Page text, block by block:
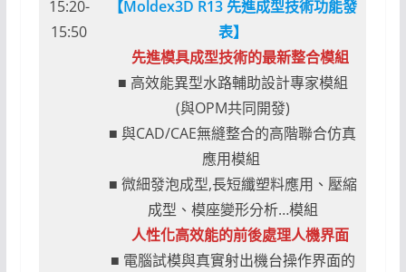
15:20-
15:50
【Moldex3D R13 先進成型技術功能發
表】
先進模具成型技術的最新整合模組
■ 高效能異型水路輔助設計專家模組
(與OPM共同開發)
■ 與CAD/CAE無縫整合的高階聯合仿真
應用模組
■ 微細發泡成型,長短纖塑料應用、壓縮
成型、模座變形分析…模組
人性化高效能的前後處理人機界面
■ 電腦試模與真實射出機台操作界面的